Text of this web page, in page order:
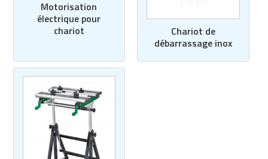
Motorisation
électrique pour
chariot
Chariot de
débarrassage inox